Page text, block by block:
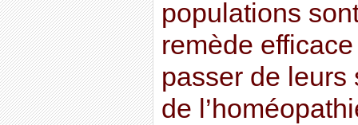
populations
remède
passer de leurs
de